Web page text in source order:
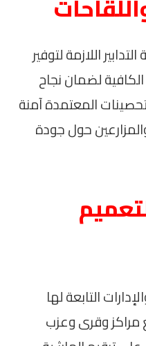
اللازمة لتوفير
لضمان نجاح
المعتمدة آمنة
حول جودة
التابعة لها
مراكز وقرى وعزب